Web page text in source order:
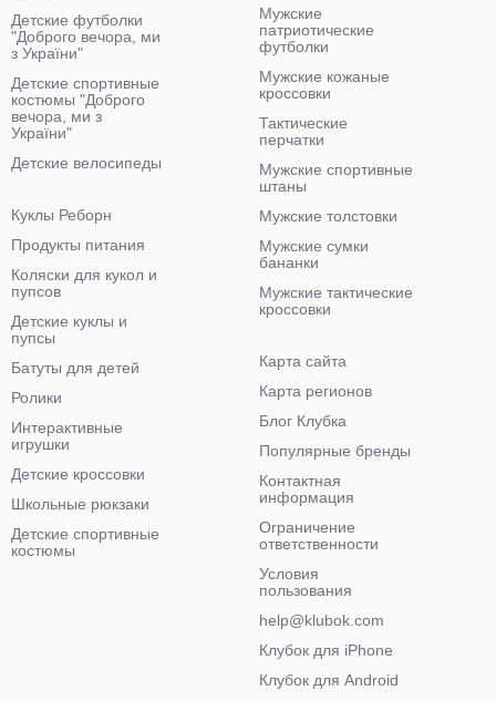
Детские футболки
"Доброго вечора, ми
з України"
Детские спортивные
костюмы "Доброго
вечора, ми з
України"
Детские велосипеды
Мужские
патриотические
футболки
Мужские кожаные
кроссовки
Тактические
перчатки
Мужские спортивные
штаны
Мужские толстовки
Мужские сумки
бананки
Мужские тактические
кроссовки
Куклы Реборн
Продукты питания
Коляски для кукол и
пупсов
Детские куклы и
пупсы
Батуты для детей
Ролики
Интерактивные
игрушки
Детские кроссовки
Школьные рюкзаки
Детские спортивные
костюмы
Карта сайта
Карта регионов
Блог Клубка
Популярные бренды
Контактная
информация
Ограничение
ответственности
Условия
пользования
help@klubok.com
Клубок для iPhone
Клубок для Android